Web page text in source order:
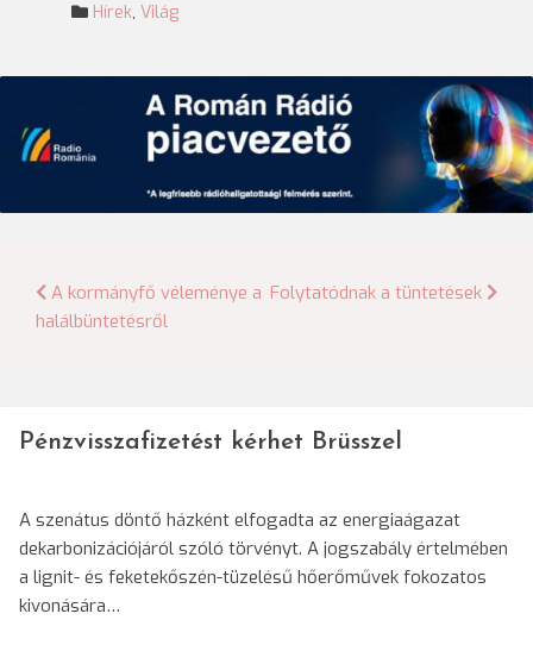
Hírek, Világ
Bejegyzés
A kormányfő véleménye a
halálbüntetésről
Folytatódnak a tüntetések
Pénzvisszafizetést kérhet Brüsszel
A szenátus döntő házként elfogadta az energiaágazat
dekarbonizációjáról szóló törvényt. A jogszabály értelmében
a lignit- és feketekőszén-tüzelésű hőerőművek fokozatos
kivonására…